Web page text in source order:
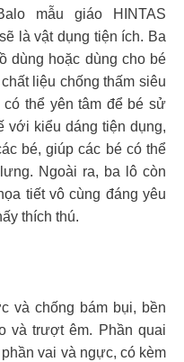
mẫu giáo HINTAS
là vật dụng tiện ích. Ba
dùng hoặc dùng cho bé
liệu chống thấm siêu
có thể yên tâm để bé sử
với kiểu dáng tiện dụng,
bé, giúp các bé có thể
Ngoài ra, ba lô còn
tiết vô cùng đáng yêu
thích thú.
và chống bám bụi, bền
và trượt êm. Phần quai
vai và ngực, có kèm